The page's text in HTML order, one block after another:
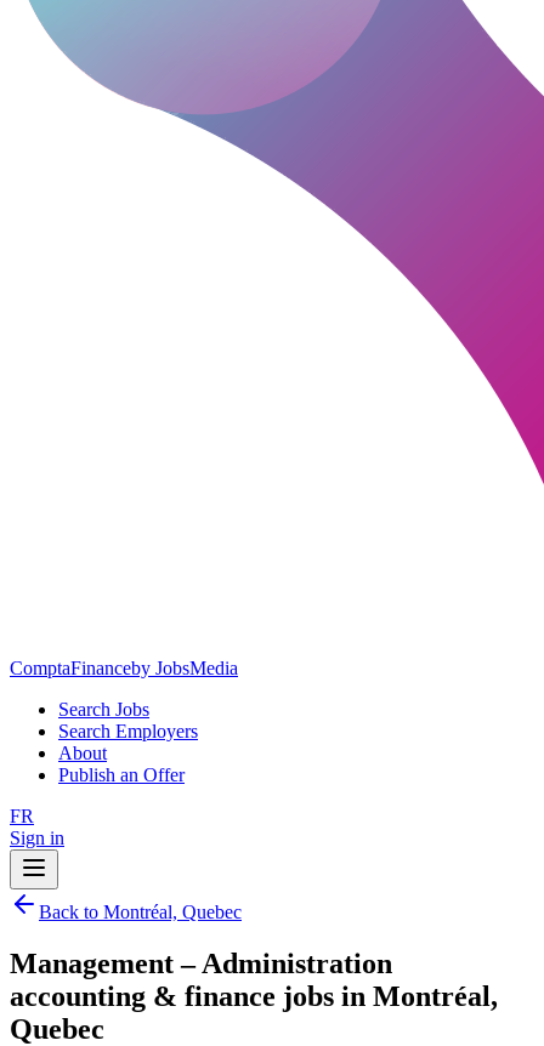
ComptaFinanceby JobsMedia
Search Jobs
Search Employers
About
Publish an Offer
FR
Sign in
Back to Montréal, Quebec
Management – Administration
accounting & finance jobs in Montréal,
Quebec